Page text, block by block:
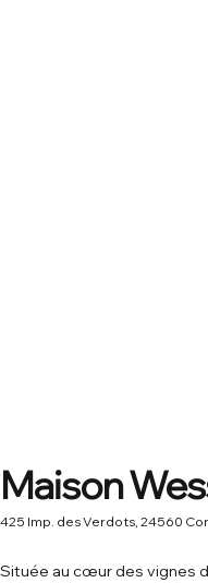
Maison
425 Imp. des Verdots, 24560
Située au cœur des vignes